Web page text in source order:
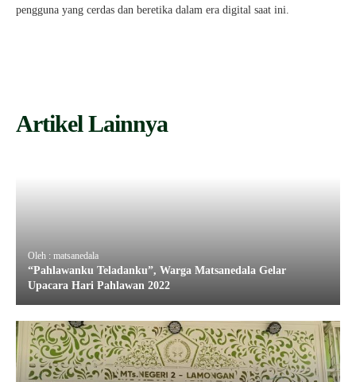
pengguna yang cerdas dan beretika dalam era digital saat ini.
Artikel Lainnya
Oleh : matsanedala
“Pahlawanku Teladanku”, Warga Matsanedala Gelar
Upacara Hari Pahlawan 2022